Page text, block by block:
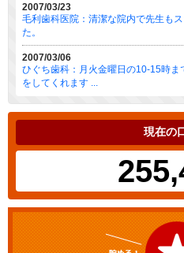
2007/03/23
毛利歯科医院：清潔な院内で先生も
た。
2007/03/06
ひぐち歯科：月火金曜日の10-15時
をしてくれます ...
現在の